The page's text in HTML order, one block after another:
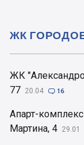
ЖК
77 20.04  16
Апарт-
Мартина, 4 29.01
ЖК